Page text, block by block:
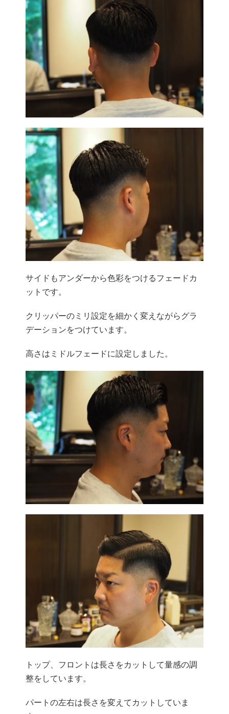
サイドもアンダーから色彩をつけるフェードカ
ットです。
クリッパーのミリ設定を細かく変えながらグラ
デーションをつけています。
高さはミドルフェードに設定しました。
トップ、フロントは長さをカットして量感の調
整をしています。
パートの左右は長さを変えてカットしていま